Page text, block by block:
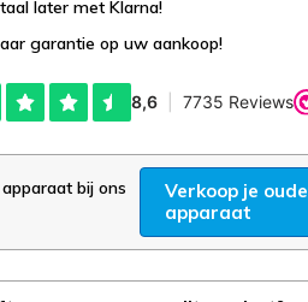
later met Klarna!
garantie op uw aankoop!
bij ons
Verkoop je oude
apparaat